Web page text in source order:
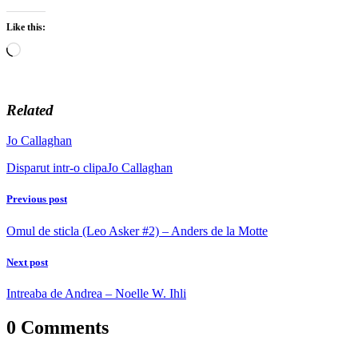
Like this:
Loading…
Related
Jo Callaghan
Disparut intr-o clipaJo Callaghan
Previous post
Omul de sticla (Leo Asker #2) – Anders de la Motte
Next post
Intreaba de Andrea – Noelle W. Ihli
0 Comments